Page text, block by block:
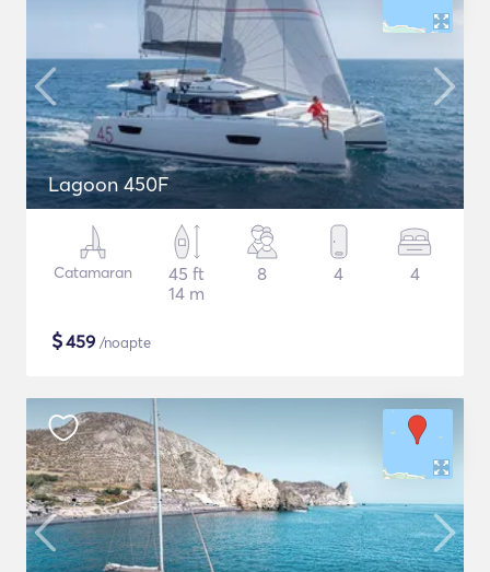
Lagoon 450F
Catamaran
45 ft
14 m
8 4 4
$459 /noapte